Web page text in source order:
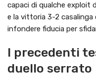
capaci di qualche exploit
e la vittoria 3-2
infondere fiducia per
I precedenti
duello serrato